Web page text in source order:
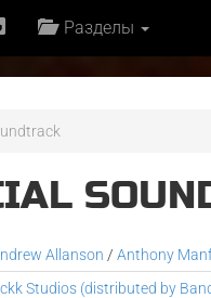
Разделы
Allanson / Anthony
Studios (distributed by